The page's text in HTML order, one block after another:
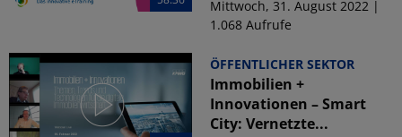
Mittwoch, 31. August 2022 |
1.068 Aufrufe
ÖFFENTLICHER SEKTOR
Immobilien +
Innovationen – Smart
City: Vernetzte...